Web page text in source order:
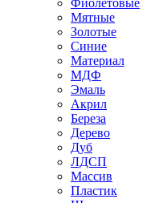
Мятные
Золотые
Синие
Материал
МДФ
Эмаль
Акрил
Береза
Дерево
Дуб
ЛДСП
Массив
Пластик